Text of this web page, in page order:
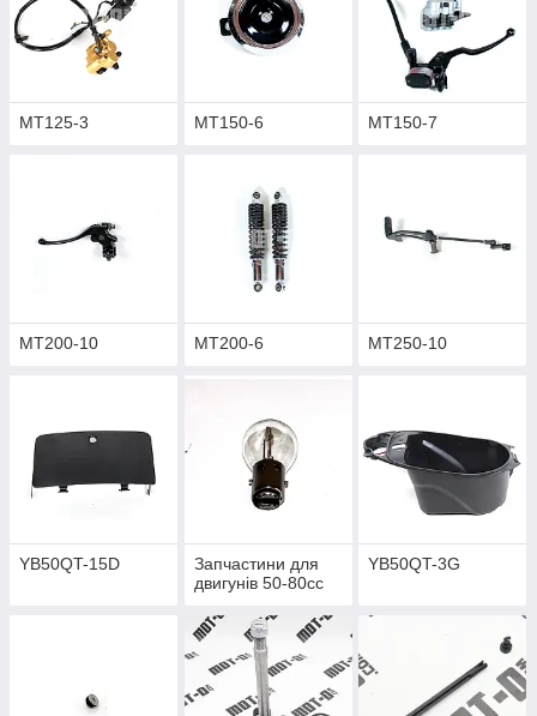
MT125-3 MT150-6 MT150-7
MT200-10 MT200-6 MT250-10
YB50QT-15D
Запчастини для
двигунів 50-80cc
YB50QT-3G